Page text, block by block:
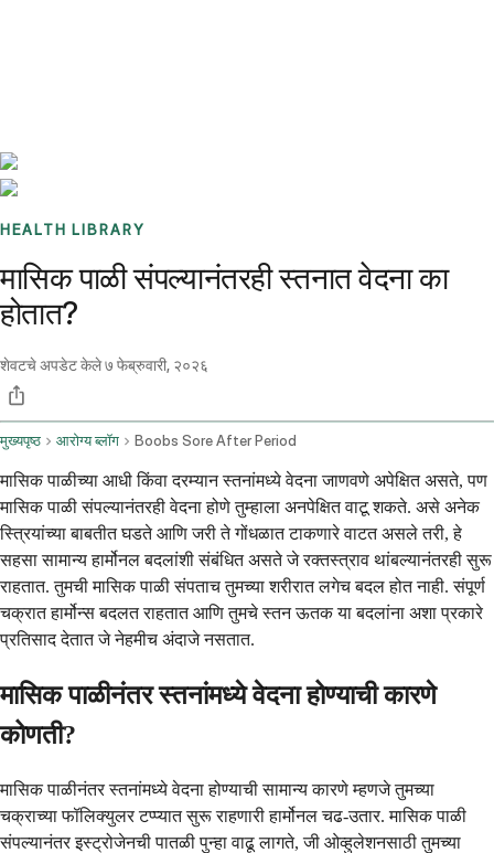
HEALTH LIBRARY
मासिक पाळी संपल्यानंतरही स्तनात वेदना का
होतात?
शेवटचे अपडेट केले७ फेब्रुवारी, २०२६
मुख्यपृष्ठ आरोग्य ब्लॉग Boobs Sore After Period
मासिक पाळीच्या आधी किंवा दरम्यान स्तनांमध्ये वेदना जाणवणे अपेक्षित असते, पण
मासिक पाळी संपल्यानंतरही वेदना होणे तुम्हाला अनपेक्षित वाटू शकते. असे अनेक
स्त्रियांच्या बाबतीत घडते आणि जरी ते गोंधळात टाकणारे वाटत असले तरी, हे
सहसा सामान्य हार्मोनल बदलांशी संबंधित असते जे रक्तस्त्राव थांबल्यानंतरही सुरू
राहतात. तुमची मासिक पाळी संपताच तुमच्या शरीरात लगेच बदल होत नाही. संपूर्ण
चक्रात हार्मोन्स बदलत राहतात आणि तुमचे स्तन ऊतक या बदलांना अशा प्रकारे
प्रतिसाद देतात जे नेहमीच अंदाजे नसतात.
मासिक पाळीनंतर स्तनांमध्ये वेदना होण्याची कारणे
कोणती?
मासिक पाळीनंतर स्तनांमध्ये वेदना होण्याची सामान्य कारणे म्हणजे तुमच्या
चक्राच्या फॉलिक्युलर टप्प्यात सुरू राहणारी हार्मोनल चढ-उतार. मासिक पाळी
संपल्यानंतर इस्ट्रोजेनची पातळी पुन्हा वाढू लागते, जी ओव्हुलेशनसाठी तुमच्या